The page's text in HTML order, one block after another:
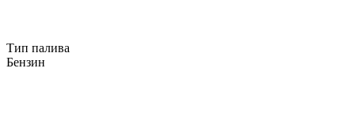
Тип палива
Бензин